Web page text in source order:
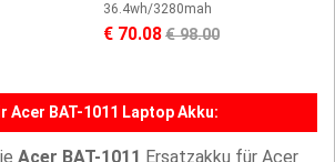
36.4wh/3280mah
€ 70.08€ 98.00
Acer BAT-1011 Laptop Akku:
Acer BAT-1011 Ersatzakku für Acer